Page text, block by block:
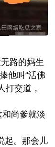
路的妈生
他叫“活佛
打交道，
和尚爹就淡
起。那会儿